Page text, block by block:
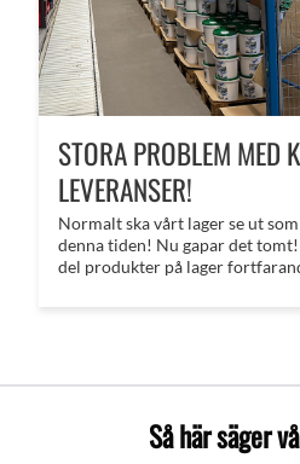
STORA PROBLEM MED
LEVERANSER!
Normalt ska vårt lager se ut
denna tiden! Nu gapar det
del produkter på lager
Så här säger